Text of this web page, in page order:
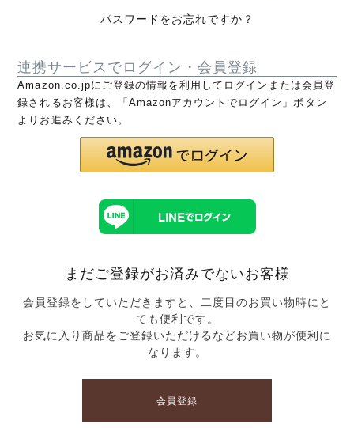
パスワードをお忘れですか？
連携サービスでログイン・会員登録
Amazon.co.jpにご登録の情報を利用してログインまたは会員登
録されるお客様は、「Amazonアカウントでログイン」ボタン
よりお進みください。
まだご登録がお済みでないお客様
会員登録をしていただきますと、二度目のお買い物時にと
ても便利です。
お気に入り商品をご登録いただけるなどお買い物が便利に
なります。
会員登録